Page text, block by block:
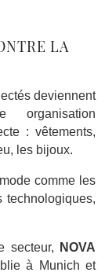
LA
deviennent
organisation
: vêtements,
les bijoux.
comme les
secteur,
NOVA
à Munich et